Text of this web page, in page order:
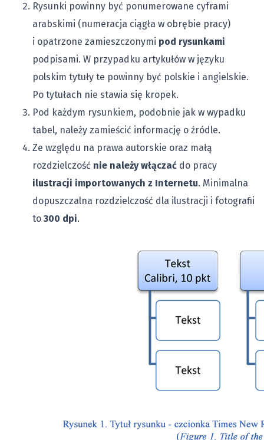
Rysunki powinny być ponumerowane cyframi
arabskimi (numeracja ciągła w obrębie pracy)
i opatrzone zamieszczonymi pod rysunkami
podpisami. W przypadku artykułów w języku
polskim tytuły te powinny być polskie i angielskie.
Po tytułach nie stawia się kropek.
Pod każdym rysunkiem, podobnie jak w wypadku
tabel, należy zamieścić informację o źródle.
Ze względu na prawa autorskie oraz małą
rozdzielczość nie należy włączać do pracy
ilustracji importowanych z Internetu. Minimalna
dopuszczalna rozdzielczość dla ilustracji i fotografii
to 300 dpi.